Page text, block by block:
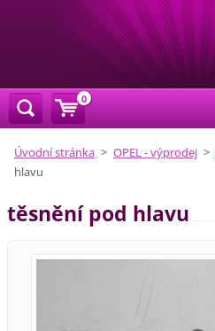
Úvodní stránka > OPEL - výprodej >
hlavu
těsnění pod hlavu
0